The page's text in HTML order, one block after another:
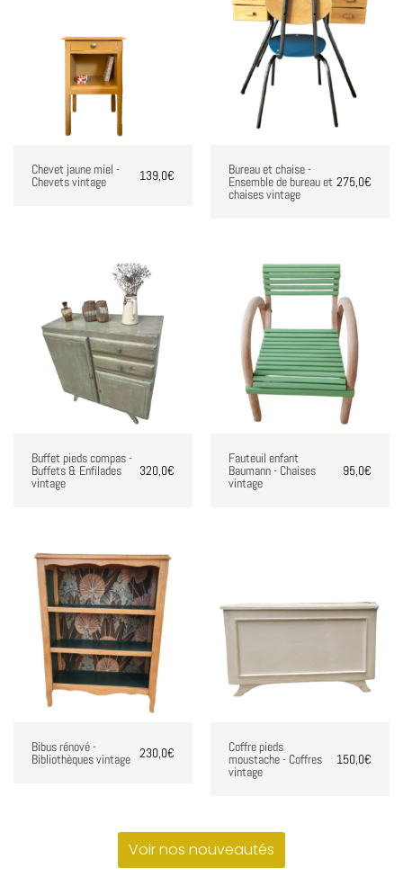
Chevet jaune miel -
Chevets vintage 139,0€ Bureau et chaise -
Ensemble de bureau et
chaises vintage
275,0€
Buffet pieds compas -
Buffets & Enfilades
vintage
320,0€
Fauteuil enfant
Baumann - Chaises
vintage
95,0€
Bibus rénové -
Bibliothèques vintage 230,0€ Coffre pieds
moustache - Coffres
vintage
150,0€
Voir nos nouveautés